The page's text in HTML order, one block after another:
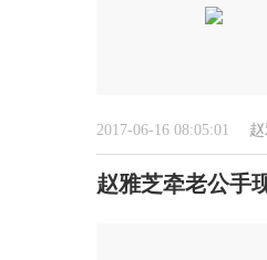
2017-06-16 08:05:01
赵雅芝牵老公手